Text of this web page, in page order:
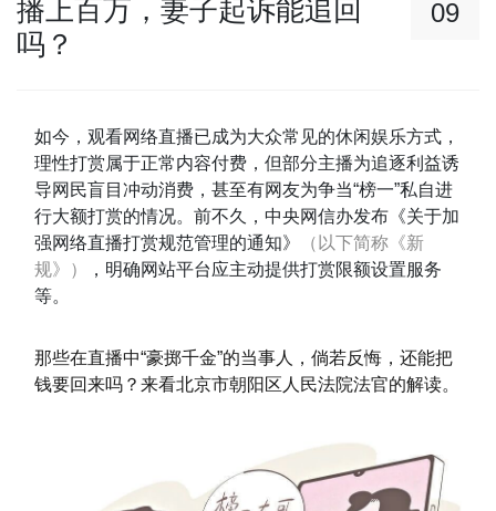
播上百万，妻子起诉能追回
吗？
09
如今，观看网络直播已成为大众常见的休闲娱乐方式，
理性打赏属于正常内容付费，但部分主播为追逐利益诱
导网民盲目冲动消费， 甚至有网友为争当“榜一”私自进
行大额打赏的情况。前不久，中央网信办发布《关于加
强网络直播打赏规范管理的通知》
（以下简称《新
规》）
，明确网站平台应主动提供打赏限额设置服务
等。
那些在直播中“豪掷千金”的当事人， 倘若反悔，还能把
钱要回来吗？来看北京市朝阳区人民法院法官的解读。